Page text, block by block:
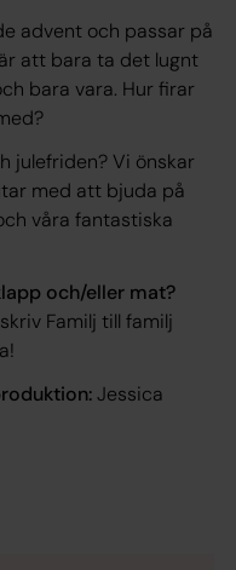
advent och passar på
att bara ta det lugnt
bara vara. Hur firar
julefriden? Vi önskar
med att bjuda på
våra fantastiska
och/eller mat?
Familj till familj
Jessica